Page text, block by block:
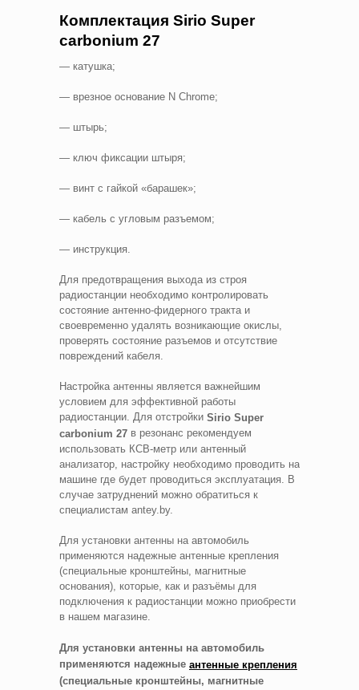
Комплектация Sirio Super
carbonium 27
— катушка;
— врезное основание N Chrome;
— штырь;
— ключ фиксации штыря;
— винт с гайкой «барашек»;
— кабель с угловым разъемом;
— инструкция.
Для предотвращения выхода из строя
радиостанции необходимо контролировать
состояние антенно-фидерного тракта и
своевременно удалять возникающие окислы,
проверять состояние разъемов и отсутствие
повреждений кабеля.
Настройка антенны является важнейшим
условием для эффективной работы
радиостанции. Для отстройки Sirio Super
carbonium 27 в резонанс рекомендуем
использовать КСВ-метр или антенный
анализатор, настройку необходимо проводить на
машине где будет проводиться эксплуатация. В
случае затруднений можно обратиться к
специалистам antey.by.
Для установки антенны на автомобиль
применяются надежные антенные крепления
(специальные кронштейны, магнитные
основания), которые, как и разъёмы для
подключения к радиостанции можно приобрести
в нашем магазине.
Для установки антенны на автомобиль
применяются надежные антенные крепления
(специальные кронштейны, магнитные